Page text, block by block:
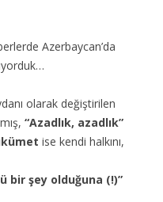
Azerbaycan’da
olarak değiştirilen
“Azadlık, azadlık”
ise kendi halkını,
bir şey olduğuna (!)”